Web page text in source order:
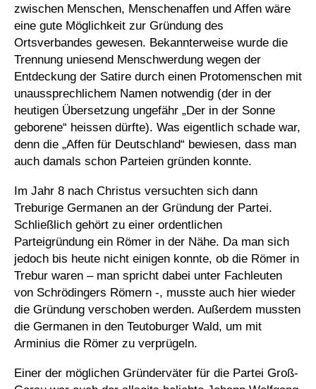
zwischen Menschen, Menschenaffen und Affen wäre
eine gute Möglichkeit zur Gründung des
Ortsverbandes gewesen. Bekannterweise wurde die
Trennung uniesend Menschwerdung wegen der
Entdeckung der Satire durch einen Protomenschen mit
unaussprechlichem Namen notwendig (der in der
heutigen Übersetzung ungefähr „Der in der Sonne
geborene“ heissen dürfte). Was eigentlich schade war,
denn die „Affen für Deutschland“ bewiesen, dass man
auch damals schon Parteien gründen konnte.
Im Jahr 8 nach Christus versuchten sich dann
Treburige Germanen an der Gründung der Partei.
Schließlich gehört zu einer ordentlichen
Parteigründung ein Römer in der Nähe. Da man sich
jedoch bis heute nicht einigen konnte, ob die Römer in
Trebur waren – man spricht dabei unter Fachleuten
von Schrödingers Römern -, musste auch hier wieder
die Gründung verschoben werden. Außerdem mussten
die Germanen in den Teutoburger Wald, um mit
Arminius die Römer zu verprügeln.
Einer der möglichen Gründerväter für die Partei Groß-